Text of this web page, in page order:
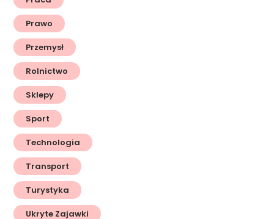
Prawo
Przemysł
Rolnictwo
Sklepy
Sport
Technologia
Transport
Turystyka
Ukryte Zajawki